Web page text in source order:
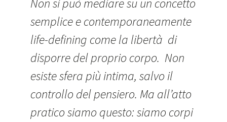
Non si può mediare su un concetto
semplice e contemporaneamente
life-defining come la libertà di
disporre del proprio corpo. Non
esiste sfera più intima, salvo il
controllo del pensiero. Ma all’atto
pratico siamo questo: siamo corpi